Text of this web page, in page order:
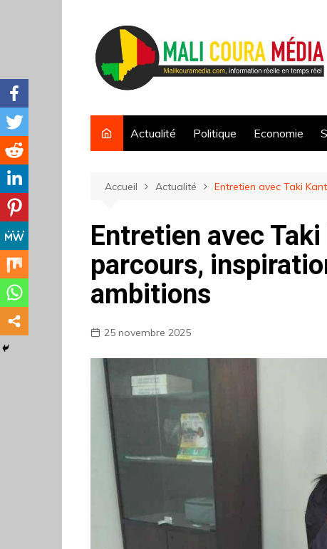
Actualité Politique Economie
Accueil Actualité ‎Entretien avec Taki
‎Entretien avec
parcours,
ambitions
25 novembre 2025